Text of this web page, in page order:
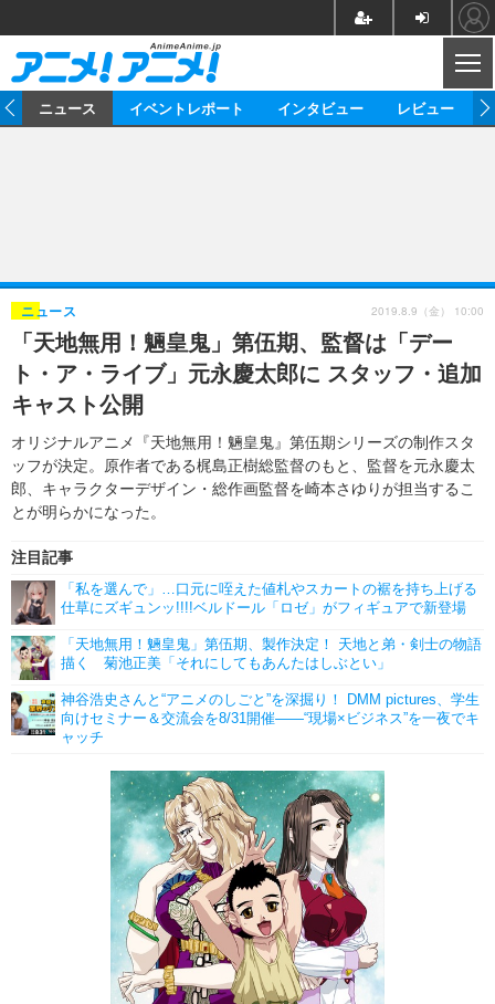
ゲーム グッズ
イベント 海外
海外イベント ビジネス
俳優・タレント アーティスト
ビジネス
アニメ 実写
書評 イベント
ゲーム 座談会
動画
アニメ
アニメ！アニメ！TV ABEMA Cafe
連載・コラム
ニュース イベントレポート インタビュー レビュー
「天地無用！魎皇鬼」第伍期、監督は「デー
ト・ア・ライブ」元永慶太郎に スタッフ・追加
キャスト公開
オリジナルアニメ『天地無用！魎皇鬼』第伍期シリーズの制作スタ
ッフが決定。原作者である梶島正樹総監督のもと、監督を元永慶太
郎、キャラクターデザイン・総作画監督を崎本さゆりが担当するこ
とが明らかになった。
ニュース
注目記事
「私を選んで」…口元に咥えた値札やスカートの裾を持ち上げる
仕草にズギュンッ!!!!ベルドール「ロゼ」がフィギュアで新登場
「天地無用！魎皇鬼」第伍期、製作決定！ 天地と弟・剣士の物語
描く 菊池正美「それにしてもあんたはしぶとい」
神谷浩史さんと“アニメのしごと”を深掘り！ DMM pictures、学生
向けセミナー＆交流会を8/31開催――“現場×ビジネス”を一夜でキ
ャッチ
2019.8.9（金） 10:00